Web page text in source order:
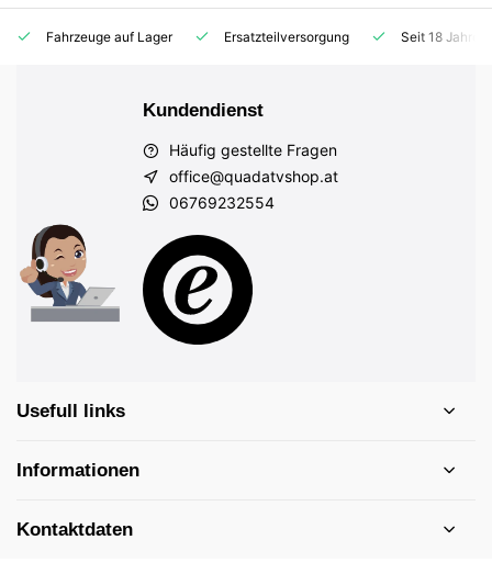
Fahrzeuge auf Lager Ersatzteilversorgung Seit 18
Kundendienst
Häufig gestellte Fragen
office@quadatvshop.at
06769232554
Usefull links
Informationen
Kontaktdaten